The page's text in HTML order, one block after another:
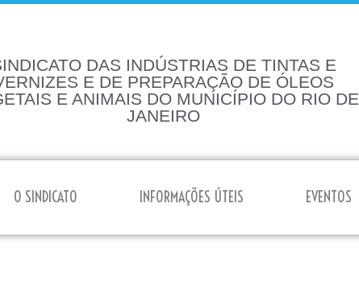
DAS INDÚSTRIAS DE TINTAS E
E DE PREPARAÇÃO DE ÓLEOS
E ANIMAIS DO MUNICÍPIO DO RIO DE
JANEIRO
O SINDICATO INFORMAÇÕES ÚTEIS EVENTOS